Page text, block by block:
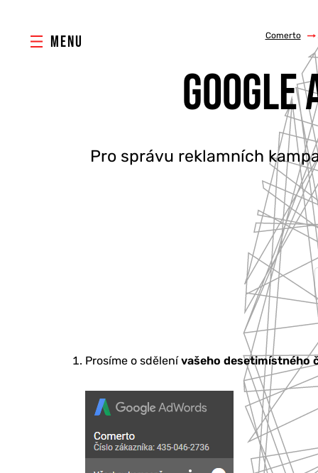
MENU Comerto /
Pro správu reklamních
Prosíme o sdělenívašeho desetimístného